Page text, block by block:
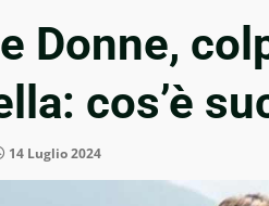
Donne,
cos’è
14 Luglio 2024